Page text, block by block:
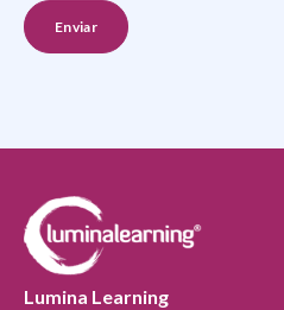
Lumina Learning